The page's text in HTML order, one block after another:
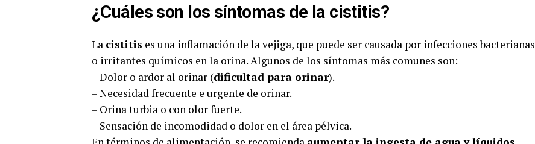
¿Cuáles son los síntomas de la cistitis?
La cistitis es una inflamación de la vejiga, que puede ser causada por infecciones bacterianas
o irritantes químicos en la orina. Algunos de los síntomas más comunes son:
– Dolor o ardor al orinar (dificultad para orinar).
– Necesidad frecuente e urgente de orinar.
– Orina turbia o con olor fuerte.
– Sensación de incomodidad o dolor en el área pélvica.